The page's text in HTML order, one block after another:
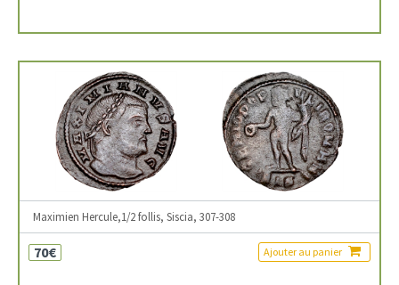
Maximien Hercule,1/2 follis, Siscia, 307-308
70€ Ajouter au panier